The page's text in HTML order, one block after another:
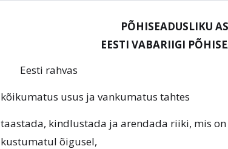
PÕHISEADUSLIKU
EESTI VABARIIGI
Eesti rahvas
kõikumatus usus ja vankumatus tahtes
taastada, kindlustada ja arendada riiki, mis
kustumatul õigusel,